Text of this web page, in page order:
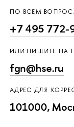
ПО ВСЕМ
+7 495 772-
ИЛИ ПИШИТЕ НА
fgn@hse.ru
АДРЕС ДЛЯ
101000,